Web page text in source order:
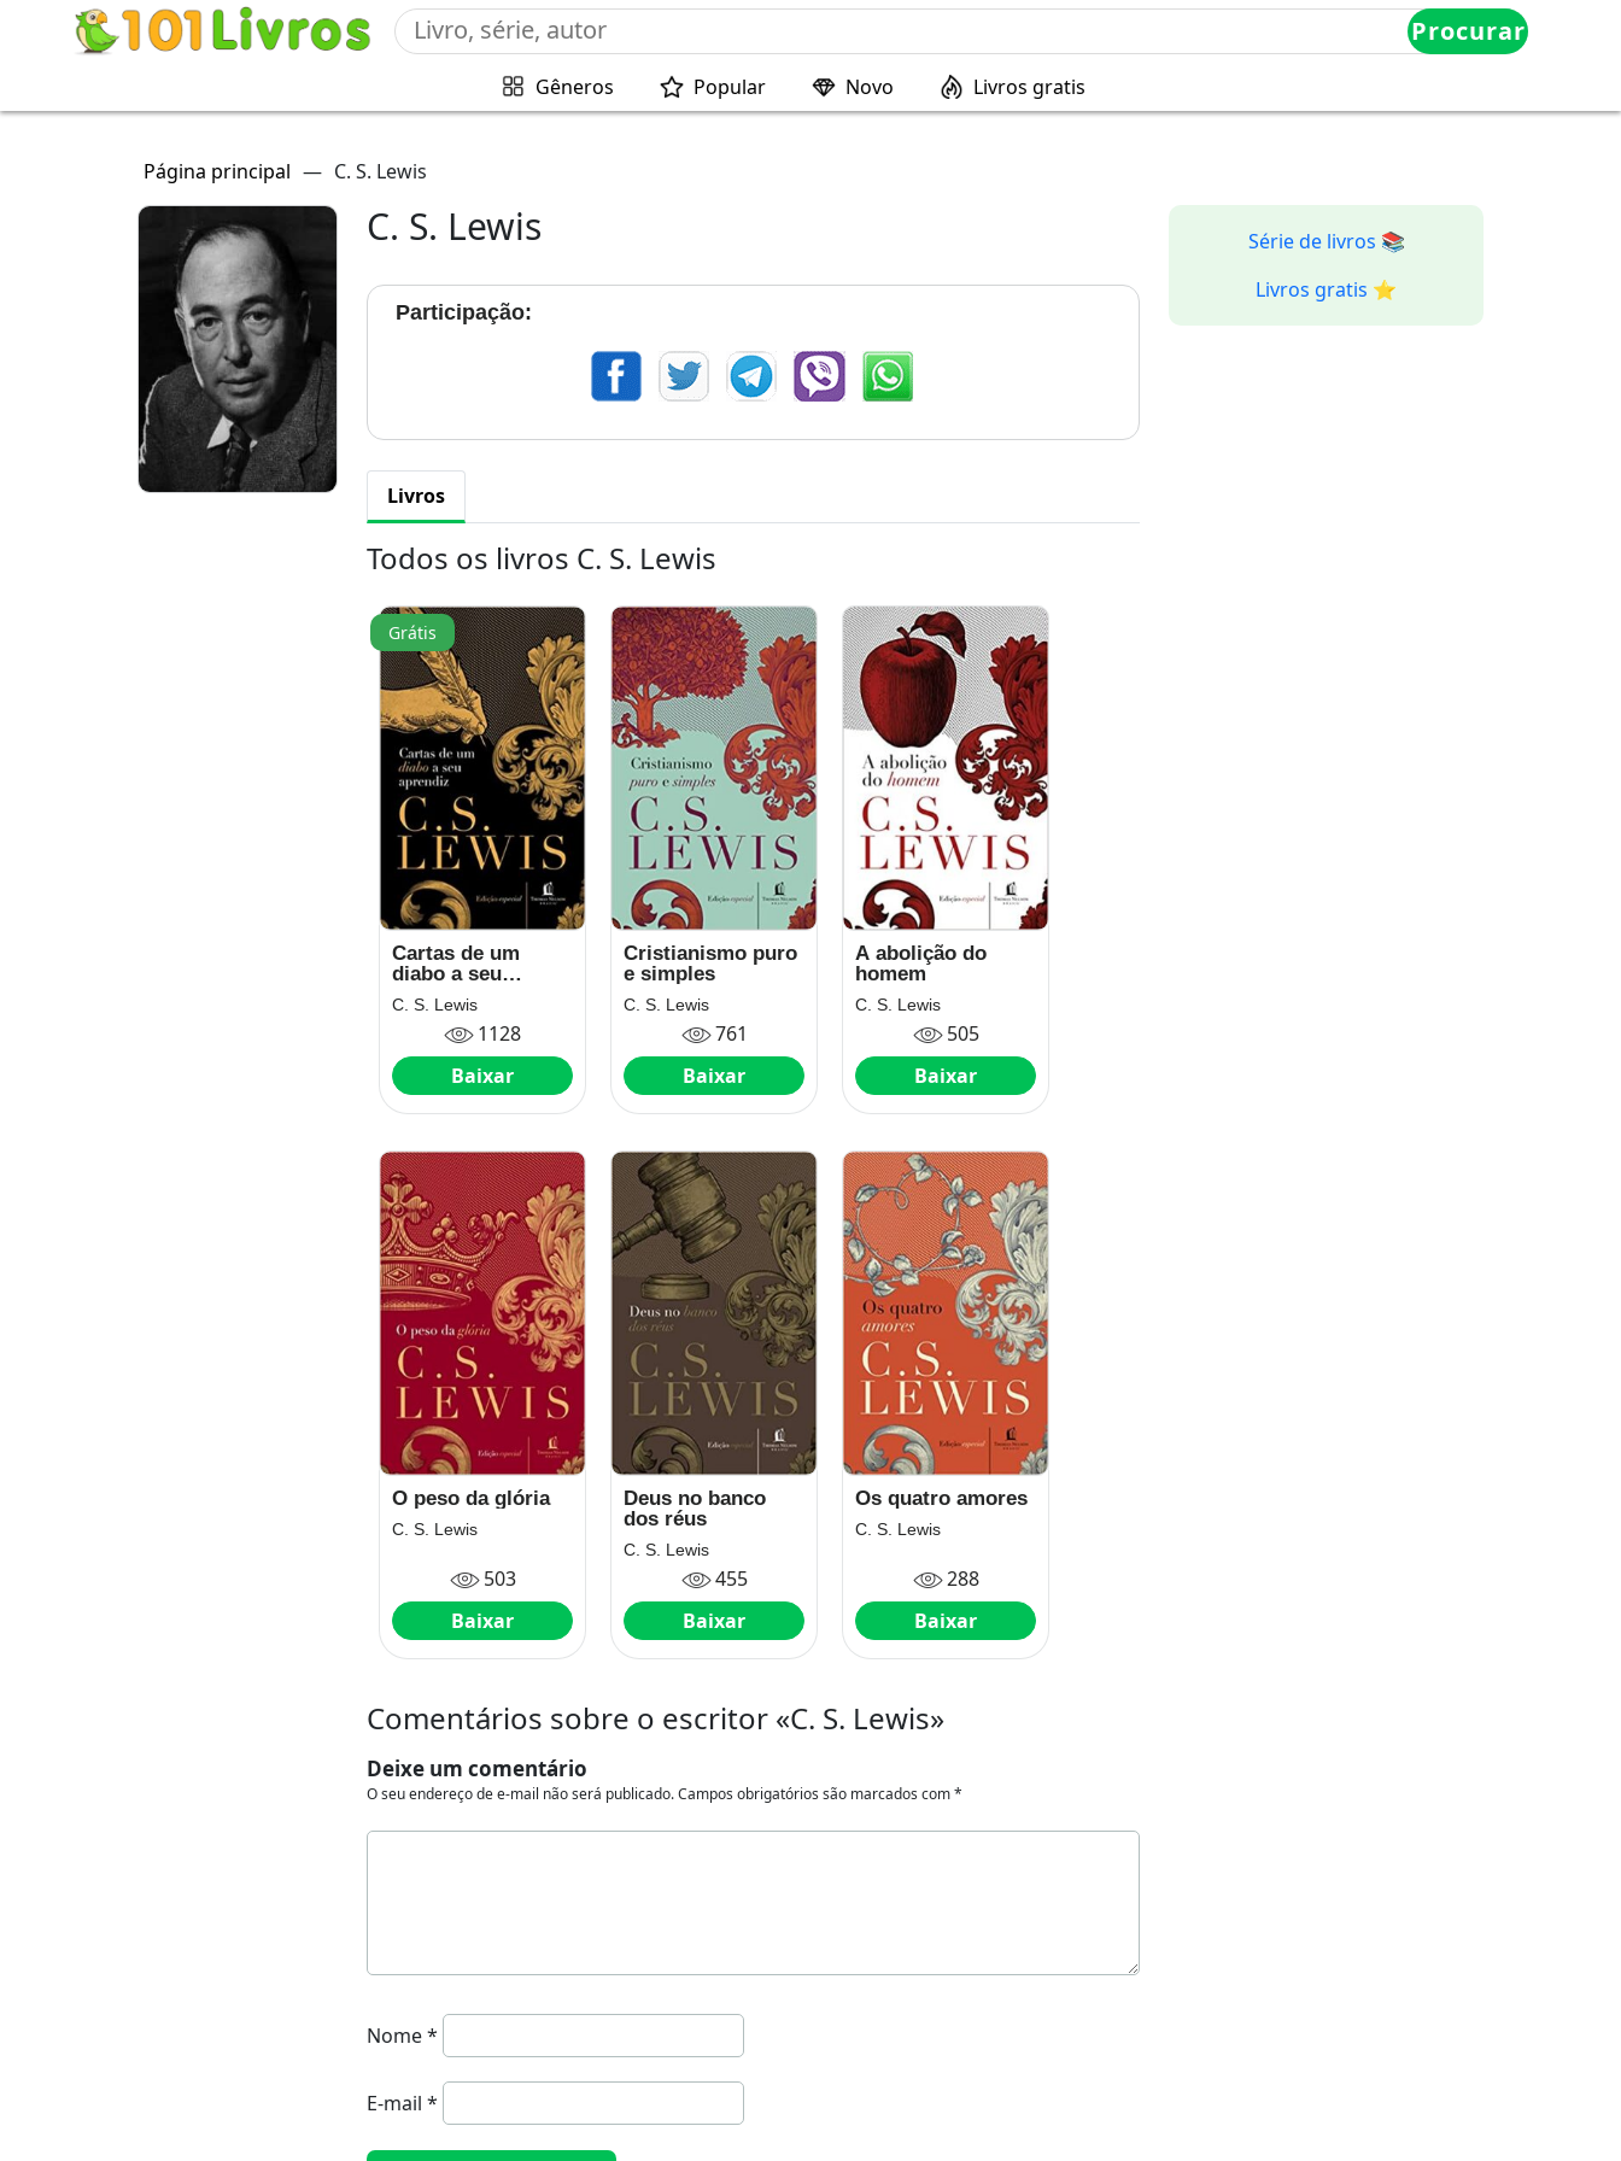
Procurar
Gêneros Popular Novo Livros gratis
Página principal — C. S. Lewis
C. S. Lewis
Participação:
Livros
Todos os livros C. S. Lewis
Grátis
Cartas de um
diabo a seu
aprendiz
C. S. Lewis
1128
Baixar
Cristianismo puro
e simples
C. S. Lewis
761
Baixar
A abolição do
homem
C. S. Lewis
505
Baixar
O peso da glória
C. S. Lewis
503
Baixar
Deus no banco
dos réus
C. S. Lewis
455
Baixar
Os quatro amores
C. S. Lewis
288
Baixar
Comentários sobre o escritor «C. S. Lewis»
Deixe um comentário
O seu endereço de e-mail não será publicado.Campos obrigatórios são marcados com*
Nome*
E-mail *
Série de livros 📚
Livros gratis ⭐️